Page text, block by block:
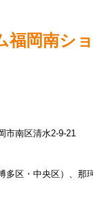
福岡南シ
市南区清水2-9-21
多区・中央区）、那